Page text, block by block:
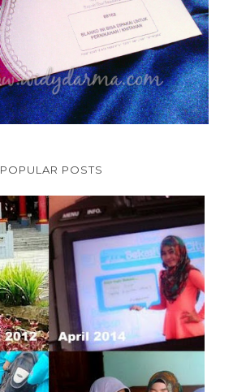
POPULAR POSTS